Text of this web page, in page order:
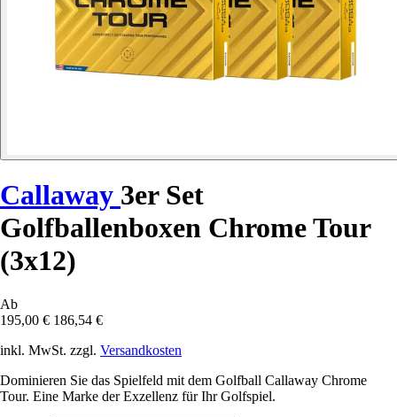
Callaway 3er Set
Golfballenboxen Chrome Tour
(3x12)
Ab
195,00 € 186,54 €
inkl. MwSt. zzgl. Versandkosten
Dominieren Sie das Spielfeld mit dem Golfball Callaway Chrome
Tour. Eine Marke der Exzellenz für Ihr Golfspiel.